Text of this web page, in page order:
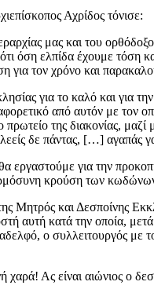
Αχρίδος τόνισε:
μας και του
όση ελπίδα έχουμε τόση
για τον χρόνο και
για το καλό και για
από αυτόν με
πρωτείο της διακονίας,
δε πάντας, […]
εργαστούμε για την
κρούση των
Μητρός και Δεσποίνης
αυτή κατά την οποία,
ο συλλειτουργός με
χαρά! Ας είναι αιώνιος ο